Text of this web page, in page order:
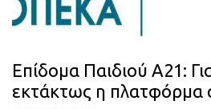
Επίδομα Παιδιού Α21:
εκτάκτως η πλατφόρμα